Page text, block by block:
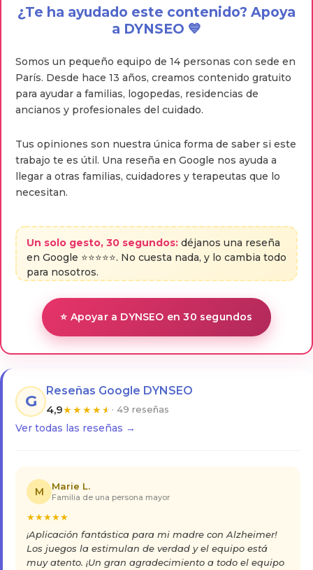
¿Te ha ayudado este contenido? Apoya
a DYNSEO 💙
Somos un pequeño equipo de 14 personas con sede en
París. Desde hace 13 años, creamos contenido gratuito
para ayudar a familias, logopedas, residencias de
ancianos y profesionales del cuidado.
Tus opiniones son nuestra única forma de saber si este
trabajo te es útil. Una reseña en Google nos ayuda a
llegar a otras familias, cuidadores y terapeutas que lo
necesitan.
Un solo gesto, 30 segundos: déjanos una reseña
en Google ⭐⭐⭐⭐⭐. No cuesta nada, y lo cambia todo
para nosotros.
⭐ Apoyar a DYNSEO en 30 segundos
G
Reseñas Google DYNSEO
4,9★★★★★ · 49 reseñas
Ver todas las reseñas →
M Marie L.
Familia de una persona mayor
★★★★★
¡Aplicación fantástica para mi madre con Alzheimer!
Los juegos la estimulan de verdad y el equipo está
muy atento. ¡Un gran agradecimiento a todo el equipo